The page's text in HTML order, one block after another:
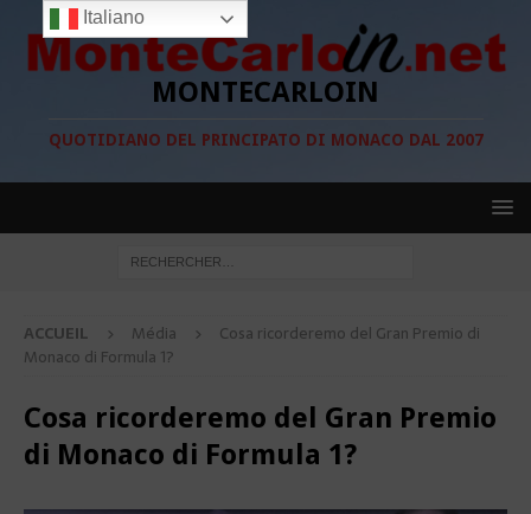
MONTECARLOIN
QUOTIDIANO DEL PRINCIPATO DI MONACO DAL 2007
ACCUEIL Média
Cosa ricorderemo del Gran Premio di
Monaco di Formula 1?
Cosa ricorderemo del Gran Premio
di Monaco di Formula 1?
Italiano